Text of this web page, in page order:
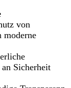
von
moderne
Sicherheit